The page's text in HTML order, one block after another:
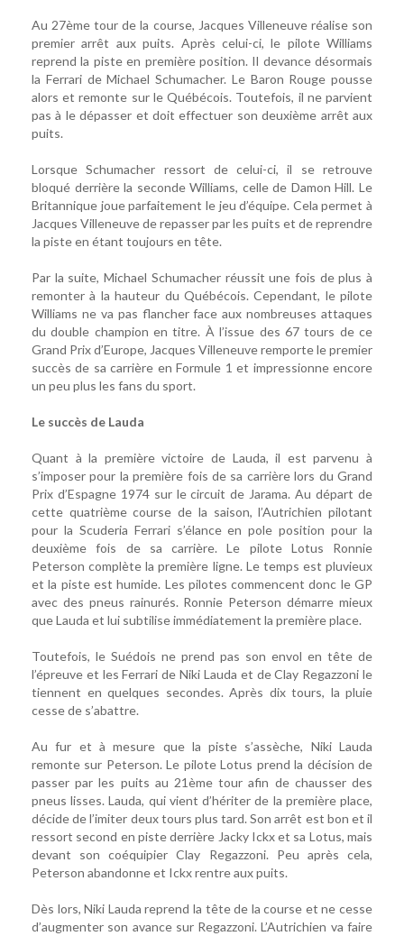
Au 27ème tour de la course, Jacques Villeneuve réalise son
premier arrêt aux puits. Après celui-ci, le pilote Williams
reprend la piste en première position. Il devance désormais
la Ferrari de Michael Schumacher. Le Baron Rouge pousse
alors et remonte sur le Québécois. Toutefois, il ne parvient
pas à le dépasser et doit effectuer son deuxième arrêt aux
puits.
Lorsque Schumacher ressort de celui-ci, il se retrouve
bloqué derrière la seconde Williams, celle de Damon Hill. Le
Britannique joue parfaitement le jeu d’équipe. Cela permet à
Jacques Villeneuve de repasser par les puits et de reprendre
la piste en étant toujours en tête.
Par la suite, Michael Schumacher réussit une fois de plus à
remonter à la hauteur du Québécois. Cependant, le pilote
Williams ne va pas flancher face aux nombreuses attaques
du double champion en titre. À l’issue des 67 tours de ce
Grand Prix d’Europe, Jacques Villeneuve remporte le premier
succès de sa carrière en Formule 1 et impressionne encore
un peu plus les fans du sport.
Le succès de Lauda
Quant à la première victoire de Lauda, il est parvenu à
s’imposer pour la première fois de sa carrière lors du Grand
Prix d’Espagne 1974 sur le circuit de Jarama. Au départ de
cette quatrième course de la saison, l’Autrichien pilotant
pour la Scuderia Ferrari s’élance en pole position pour la
deuxième fois de sa carrière. Le pilote Lotus Ronnie
Peterson complète la première ligne. Le temps est pluvieux
et la piste est humide. Les pilotes commencent donc le GP
avec des pneus rainurés. Ronnie Peterson démarre mieux
que Lauda et lui subtilise immédiatement la première place.
Toutefois, le Suédois ne prend pas son envol en tête de
l’épreuve et les Ferrari de Niki Lauda et de Clay Regazzoni le
tiennent en quelques secondes. Après dix tours, la pluie
cesse de s’abattre.
Au fur et à mesure que la piste s’assèche, Niki Lauda
remonte sur Peterson. Le pilote Lotus prend la décision de
passer par les puits au 21ème tour afin de chausser des
pneus lisses. Lauda, qui vient d’hériter de la première place,
décide de l’imiter deux tours plus tard. Son arrêt est bon et il
ressort second en piste derrière Jacky Ickx et sa Lotus, mais
devant son coéquipier Clay Regazzoni. Peu après cela,
Peterson abandonne et Ickx rentre aux puits.
Dès lors, Niki Lauda reprend la tête de la course et ne cesse
d’augmenter son avance sur Regazzoni. L’Autrichien va faire